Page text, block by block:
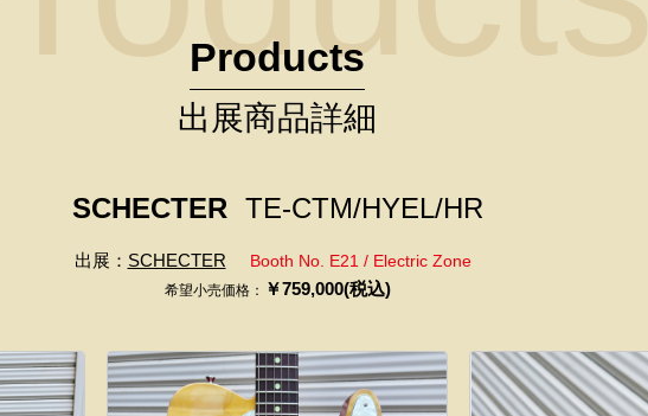
Products
出展商品詳細
SCHECTER TE-CTM/HYEL/HR
出展： SCHECTER Booth No. E21 / Electric Zone
希望小売価格： ￥759,000(税込)